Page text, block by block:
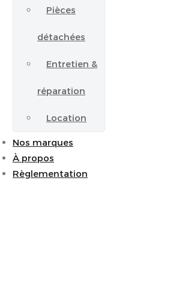
Pièces
détachées
Entretien &
réparation
Location
Nos marques
À propos
Règlementation